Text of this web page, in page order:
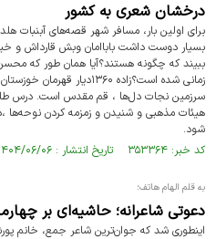
درخشان شعری به کشور
برای اولین بار، مسافر شهر قصه‌های آبنبات
بسیار دوست داشت باباامان وبش قارداش و
ببیند که چگونه هستند؟آیا همان طور که
زمانی شده است؟زاده
سرزمین نجات دل‌ها ، قم مقدس است. درس
هیئات مذهبی و شنیدن و زمزمه کردن
شود.
کد خبر: ۳۵۳۳۶۴ تاریخ انتشار : ۱۴۰۴/۰۶/۰۶
به قلم الهام هاتف؛
دعوتی شاعرانه؛ حاشیه‌ای بر
اینطوری شد که جوان‌ترین شاعر جمع، خانم